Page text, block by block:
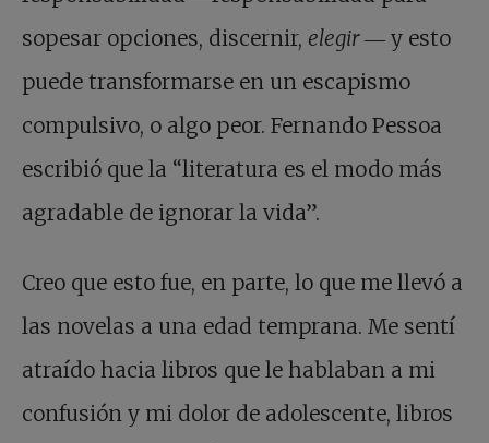
sopesar opciones, discernir, elegir― y esto
puede transformarse en un escapismo
compulsivo, o algo peor. Fernando Pessoa
escribió que la “literatura es el modo más
agradable de ignorar la vida”.
Creo que esto fue, en parte, lo que me llevó a
las novelas a una edad temprana. Me sentí
atraído hacia libros que le hablaban a mi
confusión y mi dolor de adolescente, libros